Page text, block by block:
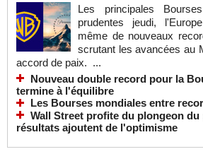
Les principales
prudentes jeudi,
même de nouveaux
scrutant les avancées au
accord de paix. ...
Nouveau double record pour la
termine à l'équilibre
Les Bourses mondiales entre
Wall Street profite du plongeon du
résultats ajoutent de l'optimisme